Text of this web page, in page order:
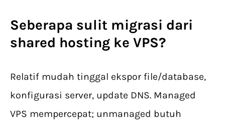
Seberapa sulit migrasi dari
shared hosting ke VPS?
Relatif mudah tinggal ekspor file/database,
konfigurasi server, update DNS. Managed
VPS mempercepat; unmanaged butuh